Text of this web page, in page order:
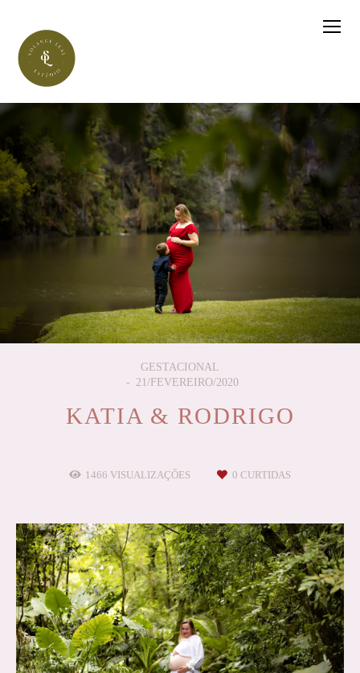
GESTACIONAL
21/FEVEREIRO/2020
KATIA & RODRIGO
1466 VISUALIZAÇÕES 0 CURTIDAS